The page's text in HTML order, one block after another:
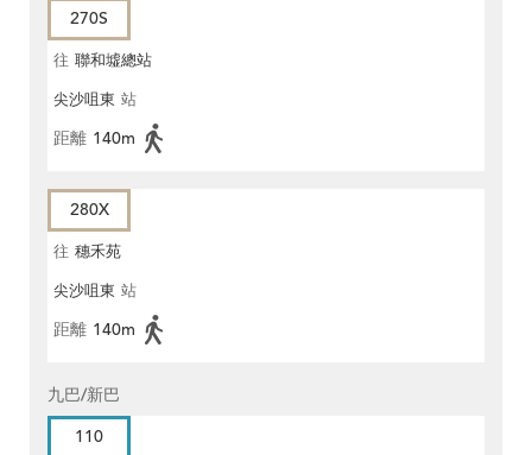
270S
往 聯和墟總站
尖沙咀東 站
距離 140m
280X
往 穗禾苑
尖沙咀東 站
距離 140m
九巴/新巴
110